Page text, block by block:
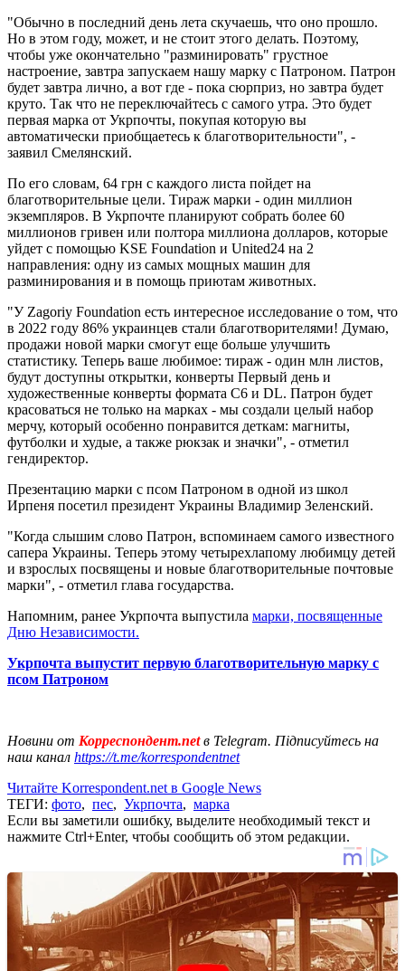
"Обычно в последний день лета скучаешь, что оно прошло.
Но в этом году, может, и не стоит этого делать. Поэтому,
чтобы уже окончательно "разминировать" грустное
настроение, завтра запускаем нашу марку с Патроном. Патрон
будет завтра лично, а вот где - пока сюрприз, но завтра будет
круто. Так что не переключайтесь с самого утра. Это будет
первая марка от Укрпочты, покупая которую вы
автоматически приобщаетесь к благотворительности", -
заявил Смелянский.
По его словам, 64 грн с каждого листа пойдет на
благотворительные цели. Тираж марки - один миллион
экземпляров. В Укрпочте планируют собрать более 60
миллионов гривен или полтора миллиона долларов, которые
уйдет с помощью KSE Foundation и United24 на 2
направления: одну из самых мощных машин для
разминирования и в помощь приютам животных.
"У Zagoriy Foundation есть интересное исследование о том, что
в 2022 году 86% украинцев стали благотворителями! Думаю,
продажи новой марки смогут еще больше улучшить
статистику. Теперь ваше любимое: тираж - один млн листов,
будут доступны открытки, конверты Первый день и
художественные конверты формата С6 и DL. Патрон будет
красоваться не только на марках - мы создали целый набор
мерчу, который особенно понравится деткам: магниты,
футболки и худые, а также рюкзак и значки", - отметил
гендиректор.
Презентацию марки с псом Патроном в одной из школ
Ирпеня посетил президент Украины Владимир Зеленский.
"Когда слышим слово Патрон, вспоминаем самого известного
сапера Украины. Теперь этому четырехлапому любимцу детей
и взрослых посвящены и новые благотворительные почтовые
марки", - отметил глава государства.
Напомним, ранее Укрпочта выпустила марки, посвященные
Дню Независимости.
Укрпочта выпустит первую благотворительную марку с
псом Патроном
Новини от Корреспондент.netв Telegram. Підписуйтесь на
наш канал https://t.me/korrespondentnet
Читайте Korrespondent.net в Google News
ТЕГИ: фото, пес, Укрпочта, марка
Если вы заметили ошибку, выделите необходимый текст и
нажмите Ctrl+Enter, чтобы сообщить об этом редакции.